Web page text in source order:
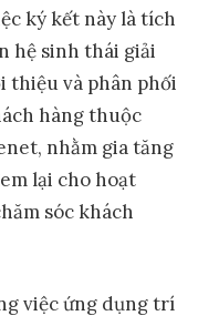
ký kết này là tích
hệ sinh thái giải
thiệu và phân phối
hàng thuộc
nhằm gia tăng
lại cho hoạt
sóc khách
việc ứng dụng trí